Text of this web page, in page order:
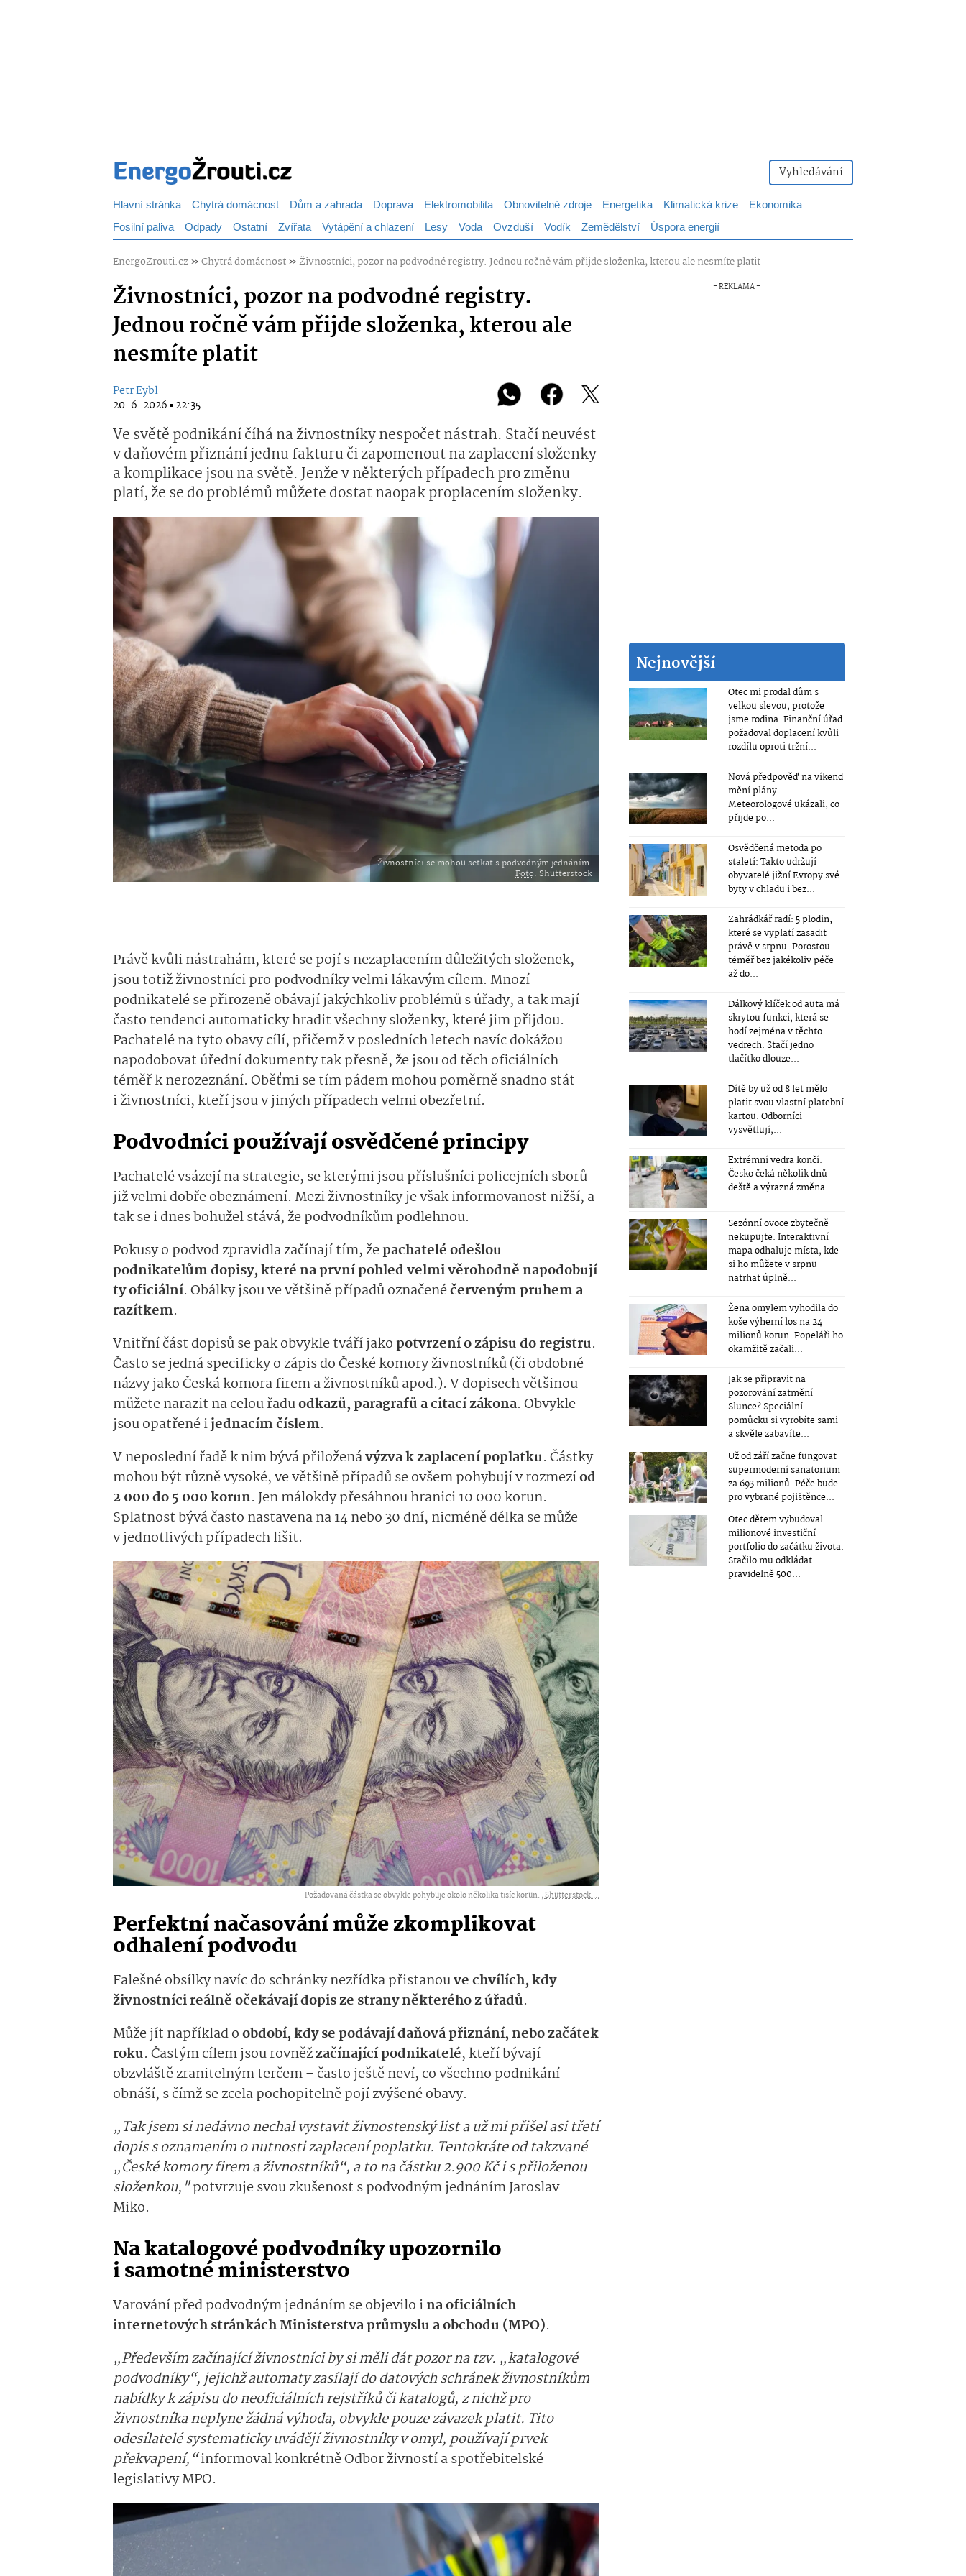
Vyhledávání
Hlavní stránka Chytrá domácnost Dům a zahrada Doprava Elektromobilita Obnovitelné zdroje Energetika Klimatická krize
Ekonomika
Fosilní paliva Odpady Ostatní Zvířata Vytápění a chlazení Lesy Voda Ovzduší Vodík Zemědělství Úspora energií
EnergoZrouti.cz»Chytrá domácnost»Živnostníci, pozor na podvodné registry. Jednou ročně vám přijde složenka, kterou ale nesmíte platit
Živnostníci, pozor na podvodné registry.
Jednou ročně vám přijde složenka, kterou ale
nesmíte platit
Petr Eybl
20. 6. 2026 ▪ 22:35
Ve světě podnikání číhá na živnostníky nespočet nástrah. Stačí neuvést
v daňovém přiznání jednu fakturu či zapomenout na zaplacení složenky
a komplikace jsou na světě. Jenže v některých případech pro změnu
platí, že se do problémů můžete dostat naopak proplacením složenky.
Živnostníci se mohou setkat s podvodným jednáním.
Foto: Shutterstock
Právě kvůli nástrahám, které se pojí s nezaplacením důležitých složenek,
jsou totiž živnostníci pro podvodníky velmi lákavým cílem. Mnozí
podnikatelé se přirozeně obávají jakýchkoliv problémů s úřady, a tak mají
často tendenci automaticky hradit všechny složenky, které jim přijdou.
Pachatelé na tyto obavy cílí, přičemž v posledních letech navíc dokážou
napodobovat úřední dokumenty tak přesně, že jsou od těch oficiálních
téměř k nerozeznání. Oběťmi se tím pádem mohou poměrně snadno stát
i živnostníci, kteří jsou v jiných případech velmi obezřetní.
Podvodníci používají osvědčené principy
Pachatelé vsázejí na strategie, se kterými jsou příslušníci policejních sborů
již velmi dobře obeznámení. Mezi živnostníky je však informovanost nižší, a
tak se i dnes bohužel stává, že podvodníkům podlehnou.
Pokusy o podvod zpravidla začínají tím, žepachatelé odešlou
podnikatelům dopisy, které na první pohled velmi věrohodně napodobují
ty oficiální. Obálky jsou ve většině případů označenéčerveným pruhem a
razítkem.
Vnitřní část dopisů se pak obvykle tváří jakopotvrzení o zápisu do registru.
Často se jedná specificky o zápis do České komory živnostníků (či obdobné
názvy jako Česká komora firem a živnostníků apod.). V dopisech většinou
můžete narazit na celou řaduodkazů, paragrafů a citací zákona. Obvykle
jsou opatřené ijednacím číslem.
V neposlední řadě k nim bývá přiloženávýzva k zaplacení poplatku. Částky
mohou být různě vysoké, ve většině případů se ovšem pohybují v rozmezíod
2 000 do 5 000 korun. Jen málokdy přesáhnou hranici 10 000 korun.
Splatnost bývá často nastavena na 14 nebo 30 dní, nicméně délka se může
v jednotlivých případech lišit.
Požadovaná částka se obvykle pohybuje okolo několika tisíc korun. ,Shutterstock....
Perfektní načasování může zkomplikovat
odhalení podvodu
Falešné obsílky navíc do schránky nezřídka přistanouve chvílích, kdy
živnostníci reálně očekávají dopis ze strany některého z úřadů.
Může jít například oobdobí, kdy se podávají daňová přiznání, nebo začátek
roku. Častým cílem jsou rovněžzačínající podnikatelé, kteří bývají
obzvláště zranitelným terčem – často ještě neví, co všechno podnikání
obnáší, s čímž se zcela pochopitelně pojí zvýšené obavy.
„Tak jsem si nedávno nechal vystavit živnostenský list a už mi přišel asi třetí
dopis s oznamením o nutnosti zaplacení poplatku. Tentokráte od takzvané
„České komory firem a živnostníků“, a to na částku 2.900 Kč i s přiloženou
složenkou,"pot­vrzuje svou zkušenost s podvodným jednáním Jaroslav
Miko.
Na katalogové podvodníky upozornilo
i samotné ministerstvo
Varování před podvodným jednáním se objevilo ina oficiálních
internetových stránkách Ministerstva průmyslu a obchodu (MPO).
„Především začínající živnostníci by si měli dát pozor na tzv. „katalogové
podvodníky“, jejichž automaty zasílají do datových schránek živnostníkům
nabídky k zápisu do neoficiálních rejstříků či katalogů, z nichž pro
živnostníka neplyne žádná výhoda, obvykle pouze závazek platit. Tito
odesílatelé systematicky uvádějí živnostníky v omyl, používají prvek
překvapení,“informoval konkrétně Odbor živností a spotřebitelské
legislativy MPO.
Nejnovější
Otec mi prodal dům s
velkou slevou, protože
jsme rodina. Finanční úřad
požadoval doplacení kvůli
rozdílu oproti tržní...
Nová předpověď na víkend
mění plány.
Meteorologové ukázali, co
přijde po...
Osvědčená metoda po
staletí: Takto udržují
obyvatelé jižní Evropy své
byty v chladu i bez...
Zahrádkář radí: 5 plodin,
které se vyplatí zasadit
právě v srpnu. Porostou
téměř bez jakékoliv péče
až do...
Dálkový klíček od auta má
skrytou funkci, která se
hodí zejména v těchto
vedrech. Stačí jedno
tlačítko dlouze...
Dítě by už od 8 let mělo
platit svou vlastní platební
kartou. Odborníci
vysvětlují,...
Extrémní vedra končí.
Česko čeká několik dnů
deště a výrazná změna...
Sezónní ovoce zbytečně
nekupujte. Interaktivní
mapa odhaluje místa, kde
si ho můžete v srpnu
natrhat úplně...
Žena omylem vyhodila do
koše výherní los na 24
milionů korun. Popeláři ho
okamžitě začali...
Jak se připravit na
pozorování zatmění
Slunce? Speciální
pomůcku si vyrobíte sami
a skvěle zabavíte...
Už od září začne fungovat
supermoderní sanatorium
za 693 milionů. Péče bude
pro vybrané pojištěnce...
Otec dětem vybudoval
milionové investiční
portfolio do začátku života.
Stačilo mu odkládat
pravidelně 500...